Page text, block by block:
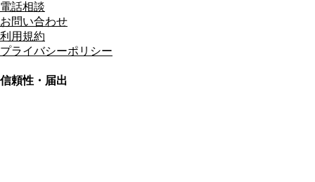
電話相談
お問い合わせ
利用規約
プライバシーポリシー
信頼性・届出